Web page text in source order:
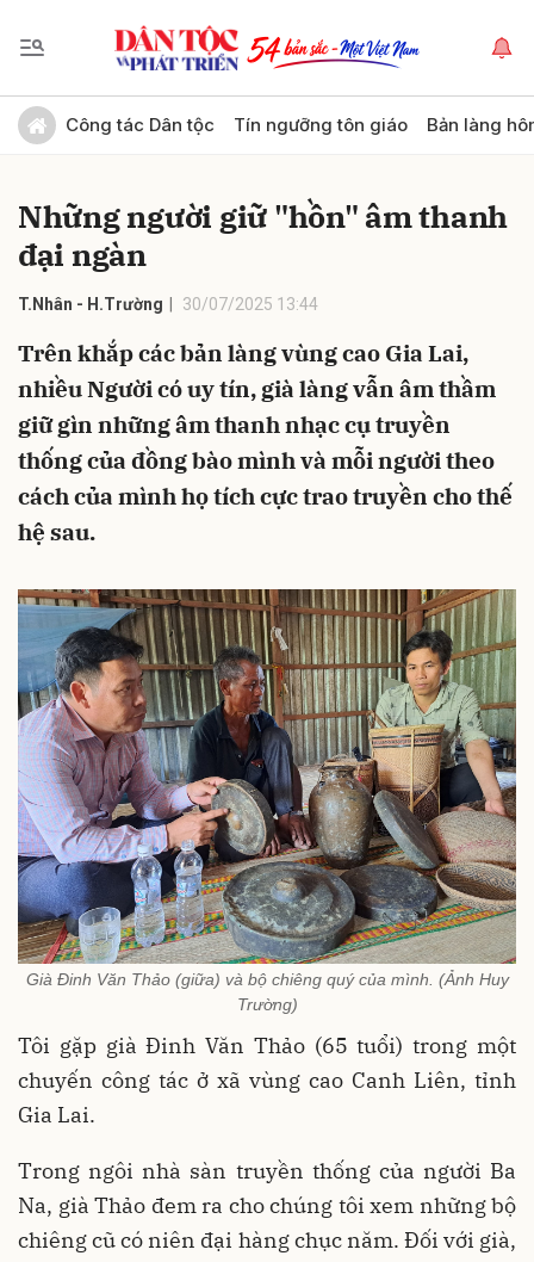
Công tác Dân tộc Tín ngưỡng tôn giáo Bản làng
Những người giữ "hồn" âm thanh
đại ngàn
T.Nhân - H.Trường 30/07/2025 13:44
Trên khắp các bản làng vùng cao Gia Lai,
nhiều Người có uy tín, già làng vẫn âm thầm
giữ gìn những âm thanh nhạc cụ truyền
thống của đồng bào mình và mỗi người theo
cách của mình họ tích cực trao truyền cho thế
hệ sau.
Già Đinh Văn Thảo (giữa) và bộ chiêng quý của mình. (Ảnh Huy
Trường)
Tôi gặp già Đinh Văn Thảo (65 tuổi) trong một
chuyến công tác ở xã vùng cao Canh Liên, tỉnh
Gia Lai.
Trong ngôi nhà sàn truyền thống của người Ba
Na, già Thảo đem ra cho chúng tôi xem những bộ
chiêng cũ có niên đại hàng chục năm. Đối với già,
Gửi bình luận
Hủy Gửi